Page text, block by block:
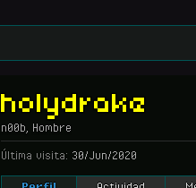
holydrake
n00b , Hombre
Última visita: 30/Jun/2020